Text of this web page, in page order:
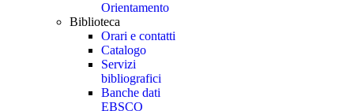
Orientamento
Biblioteca
Orari e contatti
Catalogo
Servizi
bibliografici
Banche dati
EBSCO